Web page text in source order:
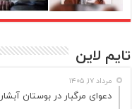
تایم لاین
مرداد ۱۷, ۱۴۰۵
دعوای مرگبار در بوستان آبشار